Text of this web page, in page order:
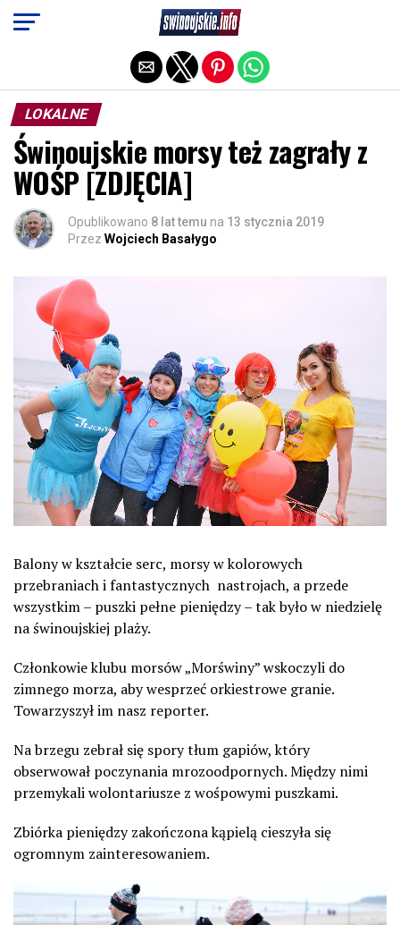
LOKALNE
Świnoujskie morsy też zagrały z
WOŚP [ZDJĘCIA]
Opublikowano 8 lat temu na 13 stycznia 2019
Przez Wojciech Basałygo
Balony w kształcie serc, morsy w kolorowych
przebraniach i fantastycznych nastrojach, a przede
wszystkim – puszki pełne pieniędzy – tak było w niedzielę
na świnoujskiej plaży.
Członkowie klubu morsów „Morświny” wskoczyli do
zimnego morza, aby wesprzeć orkiestrowe granie.
Towarzyszył im nasz reporter.
Na brzegu zebrał się spory tłum gapiów, który
obserwował poczynania mrozoodpornych. Między nimi
przemykali wolontariusze z wośpowymi puszkami.
Zbiórka pieniędzy zakończona kąpielą cieszyła się
ogromnym zainteresowaniem.
Exit mobile version